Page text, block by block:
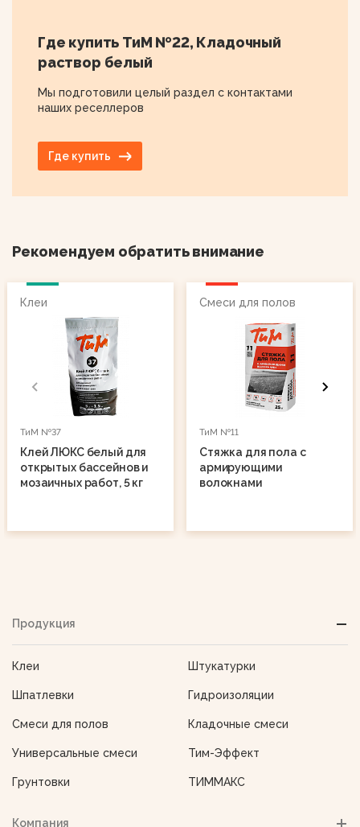
Где купить ТиМ №22, Кладочный
раствор белый
Мы подготовили целый раздел с контактами
наших реселлеров
Где купить
Рекомендуем обратить внимание
Клеи
ТиМ №37
Клей ЛЮКС белый для
открытых бассейнов и
мозаичных работ, 5 кг
Смеси для полов
ТиМ №11
Стяжка для пола с
армирующими
волокнами
Продукция
Клеи Штукатурки
Шпатлевки Гидроизоляции
Смеси для полов Кладочные смеси
Универсальные смеси Тим-Эффект
Грунтовки ТИММАКС
Компания